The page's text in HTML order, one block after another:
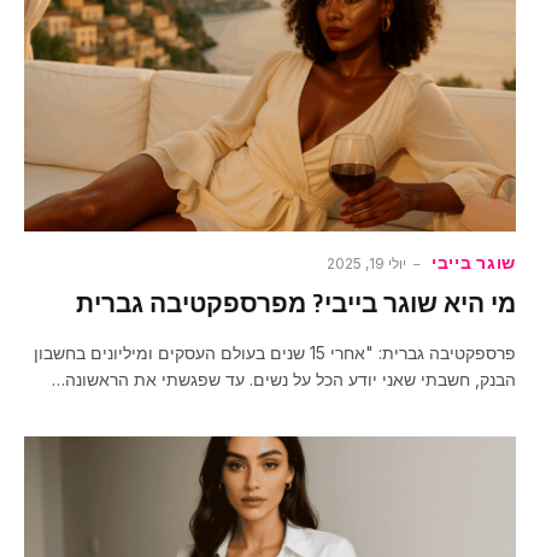
שוגר בייבי יולי 19, 2025
מי היא שוגר בייבי? מפרספקטיבה גברית
פרספקטיבה גברית: "אחרי 15 שנים בעולם העסקים ומיליונים בחשבון
הבנק, חשבתי שאני יודע הכל על נשים. עד שפגשתי את הראשונה…